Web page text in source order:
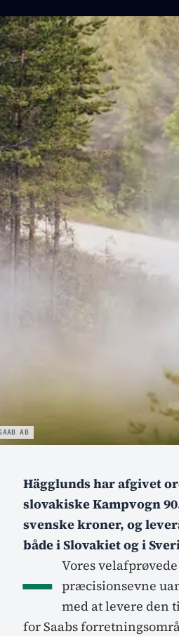
AB
Hägglunds har afgivet
slovakiske Kampvogn
svenske kroner, og
både i Slovakiet og i
– Vores
præcisionsevne
med at levere den
for Saabs